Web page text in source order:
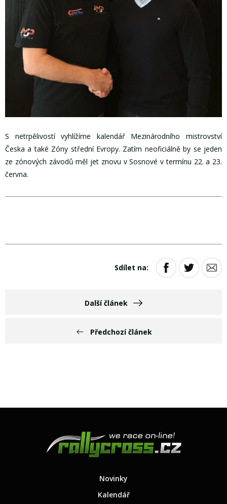
S netrpělivostí vyhlížíme kalendář Mezinárodního mistrovství
Česka a také Zóny střední Evropy. Zatím neoficiálně by se jeden
ze zónových závodů měl jet znovu v Sosnové v termínu 22. a 23.
června.
Předchozí článek
Sdílet na:
Další článek
Novinky
Kalendář